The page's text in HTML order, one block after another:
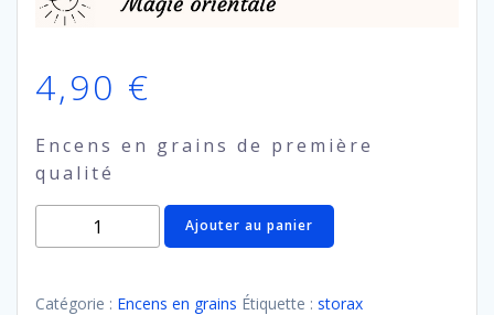
4,90 €
Encens en grains de première
qualité
quantité
de
(en
Ajouter au panier
Catégorie : Encens en grains Étiquette : storax